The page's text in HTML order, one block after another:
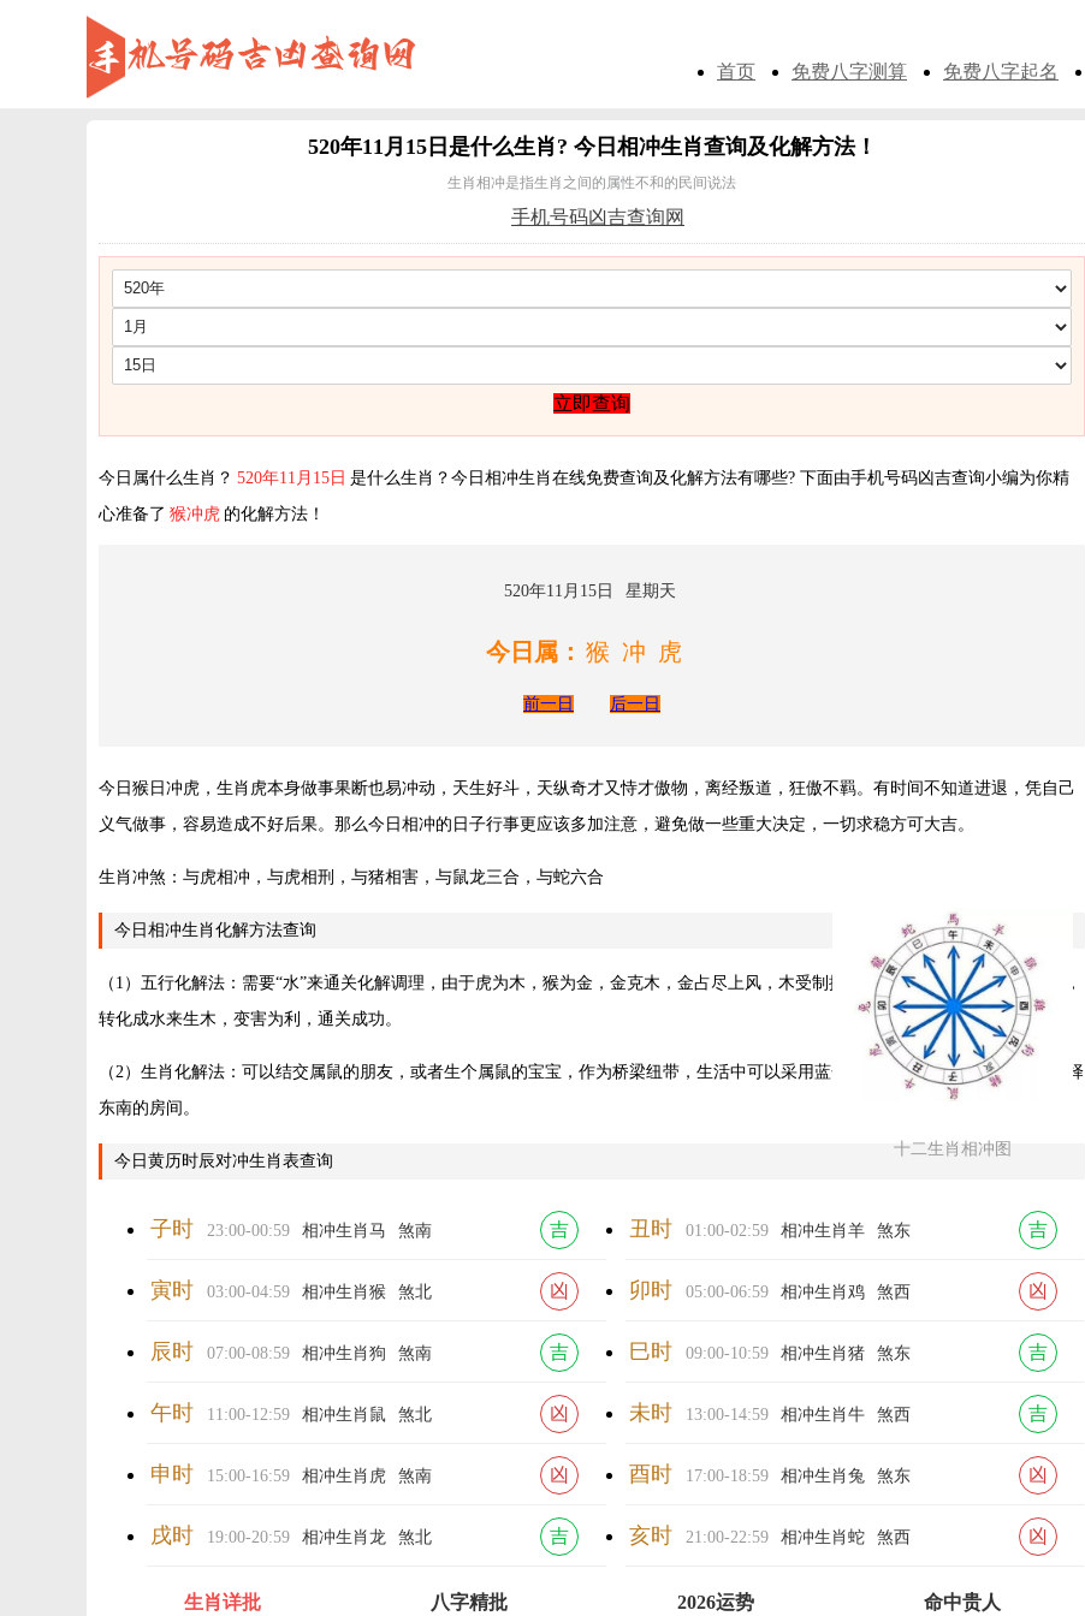
首页 免费八字测算 免费八字起名
520年11月15日 是什么生肖? 今日相冲生肖查询及化解方法！
生肖相冲是指生肖之间的属性不和的民间说法
手机号码凶吉查询网
立即查询
今日属什么生肖？ 520年11月15日 是什么生肖？今日相冲生肖在线免费查询及化解方法有哪些? 下面由手机号码凶吉查询小编为你精
心准备了 猴冲虎 的化解方法！
520年11月15日 星期天
今日属： 猴冲虎
前一日 后一日
十二生肖相冲图
今日猴日冲虎，生肖虎本身做事果断也易冲动，天生好斗，天纵奇才又恃才傲物，离经叛道，狂傲不羁。有时间不知道进退，凭自己
义气做事，容易造成不好后果。那么今日相冲的日子行事更应该多加注意，避免做一些重大决定，一切求稳方可大吉。
生肖冲煞：与虎相冲，与虎相刑，与猪相害，与鼠龙三合，与蛇六合
今日相冲生肖化解方法查询
（1）五行化解法：需要“水”来通关化解调理，由于虎为木，猴为金，金克木，金占尽上风，木受制挨打，只有水可以化掉金的锐气，
转化成水来生木，变害为利，通关成功。
（2）生肖化解法：可以结交属鼠的朋友，或者生个属鼠的宝宝，作为桥梁纽带，生活中可以采用蓝色的色彩来融合，风水上可以选择
东南的房间。
今日黄历时辰对冲生肖表查询
子时 23:00-00:59 相冲生肖马 煞南 吉 丑时 01:00-02:59 相冲生肖羊 煞东 吉
寅时 03:00-04:59 相冲生肖猴 煞北 凶 卯时 05:00-06:59 相冲生肖鸡 煞西 凶
辰时 07:00-08:59 相冲生肖狗 煞南 吉 巳时 09:00-10:59 相冲生肖猪 煞东 吉
午时 11:00-12:59 相冲生肖鼠 煞北 凶 未时 13:00-14:59 相冲生肖牛 煞西 吉
申时 15:00-16:59 相冲生肖虎 煞南 凶 酉时 17:00-18:59 相冲生肖兔 煞东 凶
戌时 19:00-20:59 相冲生肖龙 煞北 吉 亥时 21:00-22:59 相冲生肖蛇 煞西 凶
生肖详批 八字精批 2026运势 命中贵人